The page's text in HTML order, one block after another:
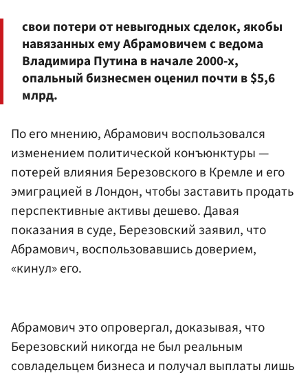
свои потери от невыгодных сделок, якобы
навязанных ему Абрамовичем с ведома
Владимира Путина в начале 2000-х,
опальный бизнесмен оценил почти в $5,6
млрд.
По его мнению, Абрамович воспользовался
изменением политической конъюнктуры —
потерей влияния Березовского в Кремле и его
эмиграцией в Лондон, чтобы заставить продать
перспективные активы дешево. Давая
показания в суде, Березовский заявил, что
Абрамович, воспользовавшись доверием,
«кинул» его.
Абрамович это опровергал, доказывая, что
Березовский никогда не был реальным
совладельцем бизнеса и получал выплаты лишь